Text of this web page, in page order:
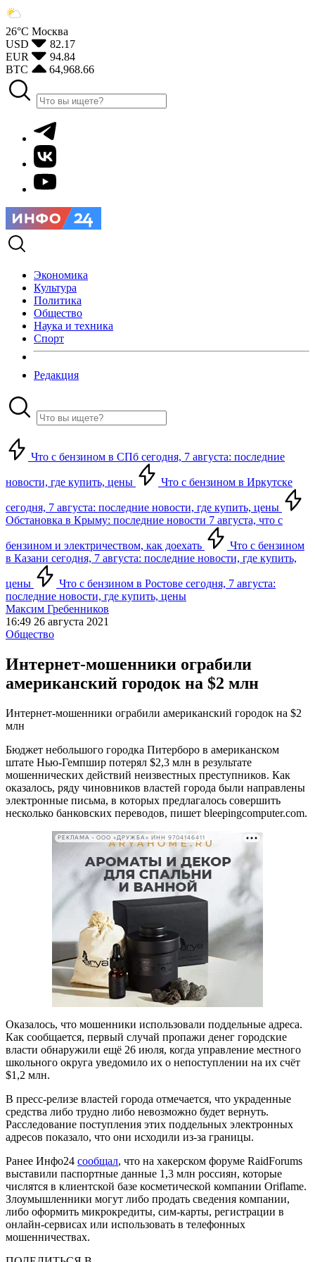
26°С Москва
USD
82.17
EUR
94.84
BTC
64,968.66
Экономика
Культура
Политика
Общество
Наука и техника
Спорт
Редакция
Что с бензином в СПб сегодня, 7 августа: последние
новости, где купить, цены Что с бензином в Иркутске
сегодня, 7 августа: последние новости, где купить, цены
Обстановка в Крыму: последние новости 7 августа, что с
бензином и электричеством, как доехать
Что с бензином
в Казани сегодня, 7 августа: последние новости, где купить,
цены
Что с бензином в Ростове сегодня, 7 августа:
последние новости, где купить, цены
Максим Гребенников
16:49 26 августа 2021
Общество
Интернет-мошенники ограбили
американский городок на $2 млн
Интернет-мошенники ограбили американский городок на $2
млн
Бюджет небольшого городка Питерборо в американском
штате Нью-Гемпшир потерял $2,3 млн в результате
мошеннических действий неизвестных преступников. Как
оказалось, ряду чиновников властей города были направлены
электронные письма, в которых предлагалось совершить
несколько банковских переводов, пишет bleepingcomputer.com.
РЕКЛАМА • ООО «ДРУЖБА» ИНН 9704146411
Оказалось, что мошенники использовали поддельные адреса.
Как сообщается, первый случай пропажи денег городские
власти обнаружили ещё 26 июля, когда управление местного
школьного округа уведомило их о непоступлении на их счёт
$1,2 млн.
В пресс-релизе властей города отмечается, что украденные
средства либо трудно либо невозможно будет вернуть.
Расследование поступления этих поддельных электронных
адресов показало, что они исходили из-за границы.
Ранее Инфо24 сообщал, что на хакерском форуме RaidForums
выставили паспортные данные 1,3 млн россиян, которые
числятся в клиентской базе косметической компании Oriflame.
Злоумышленники могут либо продать сведения компании,
либо оформить микрокредиты, сим-карты, регистрации в
онлайн-сервисах или использовать в телефонных
мошенничествах.